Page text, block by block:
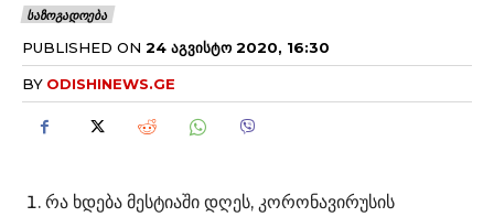
ᲡᲐᲖᲝᲒᲐᲓᲝᲔᲑᲐ
PUBLISHED ON 24 ᲐᲒᲕᲘᲡᲢᲝ 2020, 16:30
BY ODISHINEWS.GE
რა ხდება მესტიაში დღეს, კორონავირუსის